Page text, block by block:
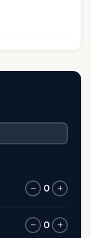
− 0 +
− 0 +